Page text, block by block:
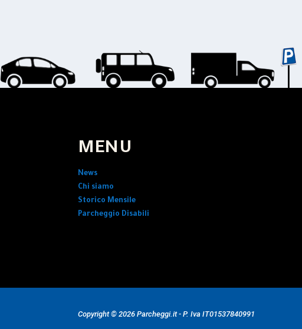
MENU
News
Chi siamo
Storico Mensile
Parcheggio Disabili
Copyright © 2026 Parcheggi.it - P. Iva IT01537840991